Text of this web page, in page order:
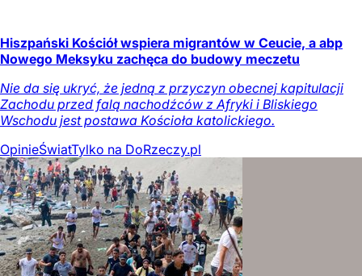
Hiszpański Kościół wspiera migrantów w Ceucie, a abp
Nowego Meksyku zachęca do budowy meczetu
Nie da się ukryć, że jedną z przyczyn obecnej kapitulacji
Zachodu przed falą nachodźców z Afryki i Bliskiego
Wschodu jest postawa Kościoła katolickiego.
OpinieŚwiatTylko na DoRzeczy.pl